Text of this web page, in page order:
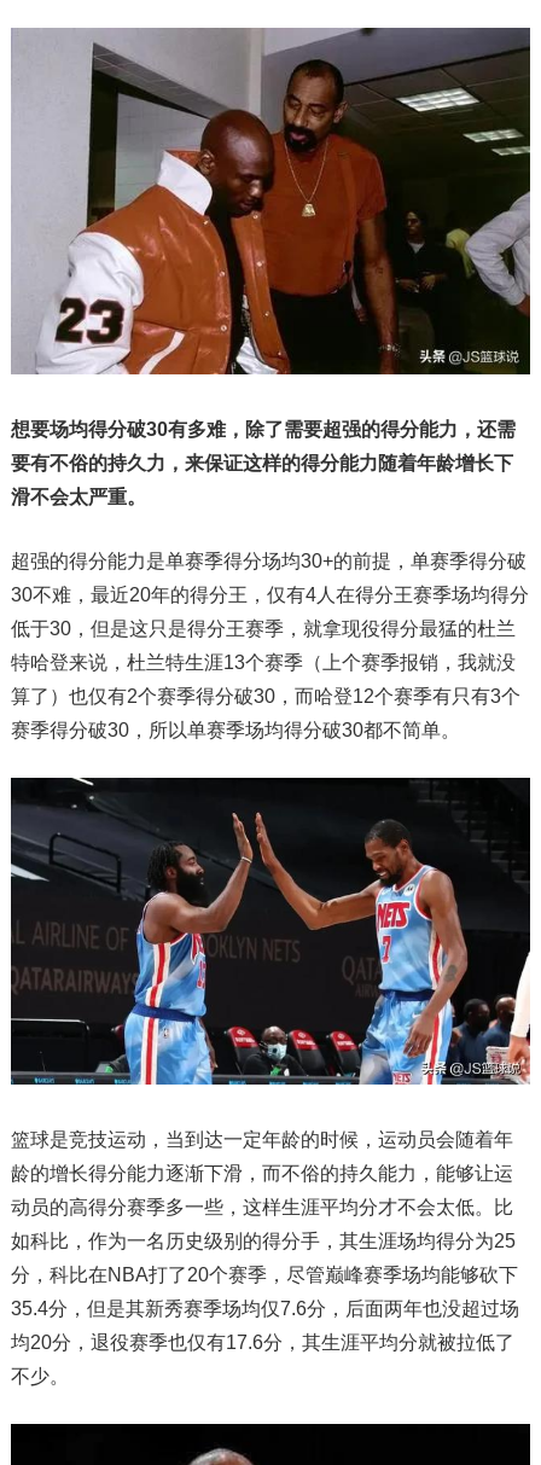
想要场均得分破30有多难，除了需要超强的得分能力，还需
要有不俗的持久力，来保证这样的得分能力随着年龄增长下
滑不会太严重。
超强的得分能力是单赛季得分场均30+的前提，单赛季得分破
30不难，最近20年的得分王，仅有4人在得分王赛季场均得分
低于30，但是这只是得分王赛季，就拿现役得分最猛的杜兰
特哈登来说，杜兰特生涯13个赛季（上个赛季报销，我就没
算了）也仅有2个赛季得分破30，而哈登12个赛季有只有3个
赛季得分破30，所以单赛季场均得分破30都不简单。
篮球是竞技运动，当到达一定年龄的时候，运动员会随着年
龄的增长得分能力逐渐下滑，而不俗的持久能力，能够让运
动员的高得分赛季多一些，这样生涯平均分才不会太低。比
如科比，作为一名历史级别的得分手，其生涯场均得分为25
分，科比在NBA打了20个赛季，尽管巅峰赛季场均能够砍下
35.4分，但是其新秀赛季场均仅7.6分，后面两年也没超过场
均20分，退役赛季也仅有17.6分，其生涯平均分就被拉低了
不少。